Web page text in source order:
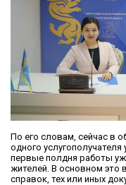
По его словам, сейчас в
одного услугополучателя
первые полдня работы
жителей. В основном это
справок, тех или иных